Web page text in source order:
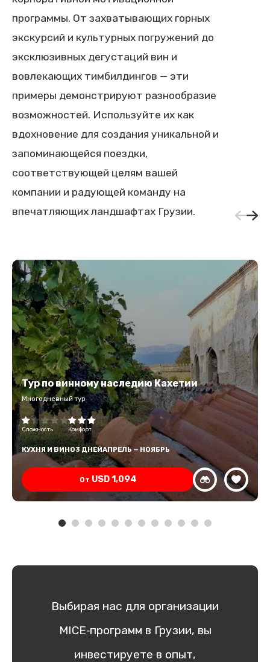
программы. От захватывающих горных
экскурсий и культурных погружений до
эксклюзивных дегустаций вин и
вовлекающих тимбилдингов — эти
примеры демонстрируют разнообразие
возможностей. Используйте их как
вдохновение для создания уникальной и
запоминающейся поездки,
соответствующей целям вашей
компании и радующей команду на
впечатляющих ландшафтах Грузии.
Тур по винному наследию Кахетии
Многодневный тур
Сложность Комфорт
КУХНЯ И ВИНО3 ДНЕЙАПРЕЛЬ — НОЯБРЬ
От USD 1,094
Выбирая нас для организации
MICE‑программ в Грузии, вы
инвестируете в опыт,